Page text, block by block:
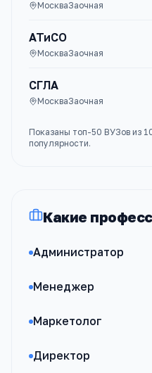
МоскваЗаочная
АТиСО
МоскваЗаочная
СГЛА
МоскваЗаочная
Показаны топ-50 ВУЗов из
популярности.
Какие
Администратор
Менеджер
Маркетолог
Директор